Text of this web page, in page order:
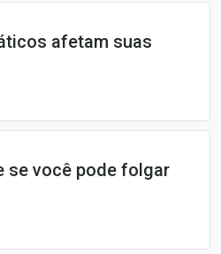
afetam suas
se você pode folgar